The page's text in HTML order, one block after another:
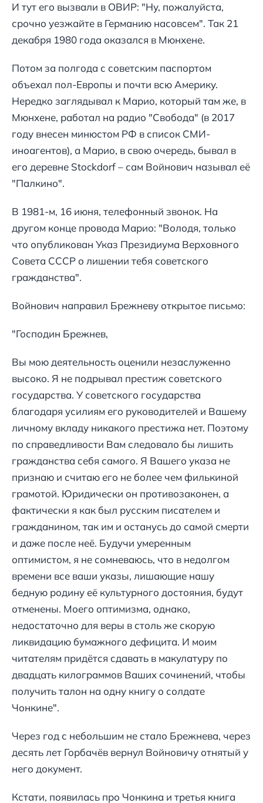
И тут его вызвали в ОВИР: "Ну, пожалуйста,
срочно уезжайте в Германию насовсем". Так 21
декабря 1980 года оказался в Мюнхене.
Потом за полгода с советским паспортом
объехал пол-Европы и почти всю Америку.
Нередко заглядывал к Марио, который там же, в
Мюнхене, работал на радио "Свобода" (в 2017
году внесен минюстом РФ в список СМИ-
иноагентов), а Марио, в свою очередь, бывал в
его деревне Stockdorf – сам Войнович называл её
"Палкино".
В 1981-м, 16 июня, телефонный звонок. На
другом конце провода Марио: "Володя, только
что опубликован Указ Президиума Верховного
Совета СССР о лишении тебя советского
гражданства".
Войнович направил Брежневу открытое письмо:
"Господин Брежнев,
Вы мою деятельность оценили незаслуженно
высоко. Я не подрывал престиж советского
государства. У советского государства
благодаря усилиям его руководителей и Вашему
личному вкладу никакого престижа нет. Поэтому
по справедливости Вам следовало бы лишить
гражданства себя самого. Я Вашего указа не
признаю и считаю его не более чем филькиной
грамотой. Юридически он противозаконен, а
фактически я как был русским писателем и
гражданином, так им и останусь до самой смерти
и даже после неё. Будучи умеренным
оптимистом, я не сомневаюсь, что в недолгом
времени все ваши указы, лишающие нашу
бедную родину её культурного достояния, будут
отменены. Моего оптимизма, однако,
недостаточно для веры в столь же скорую
ликвидацию бумажного дефицита. И моим
читателям придётся сдавать в макулатуру по
двадцать килограммов Ваших сочинений, чтобы
получить талон на одну книгу о солдате
Чонкине".
Через год с небольшим не стало Брежнева, через
десять лет Горбачёв вернул Войновичу отнятый у
него документ.
Кстати, появилась про Чонкина и третья книга